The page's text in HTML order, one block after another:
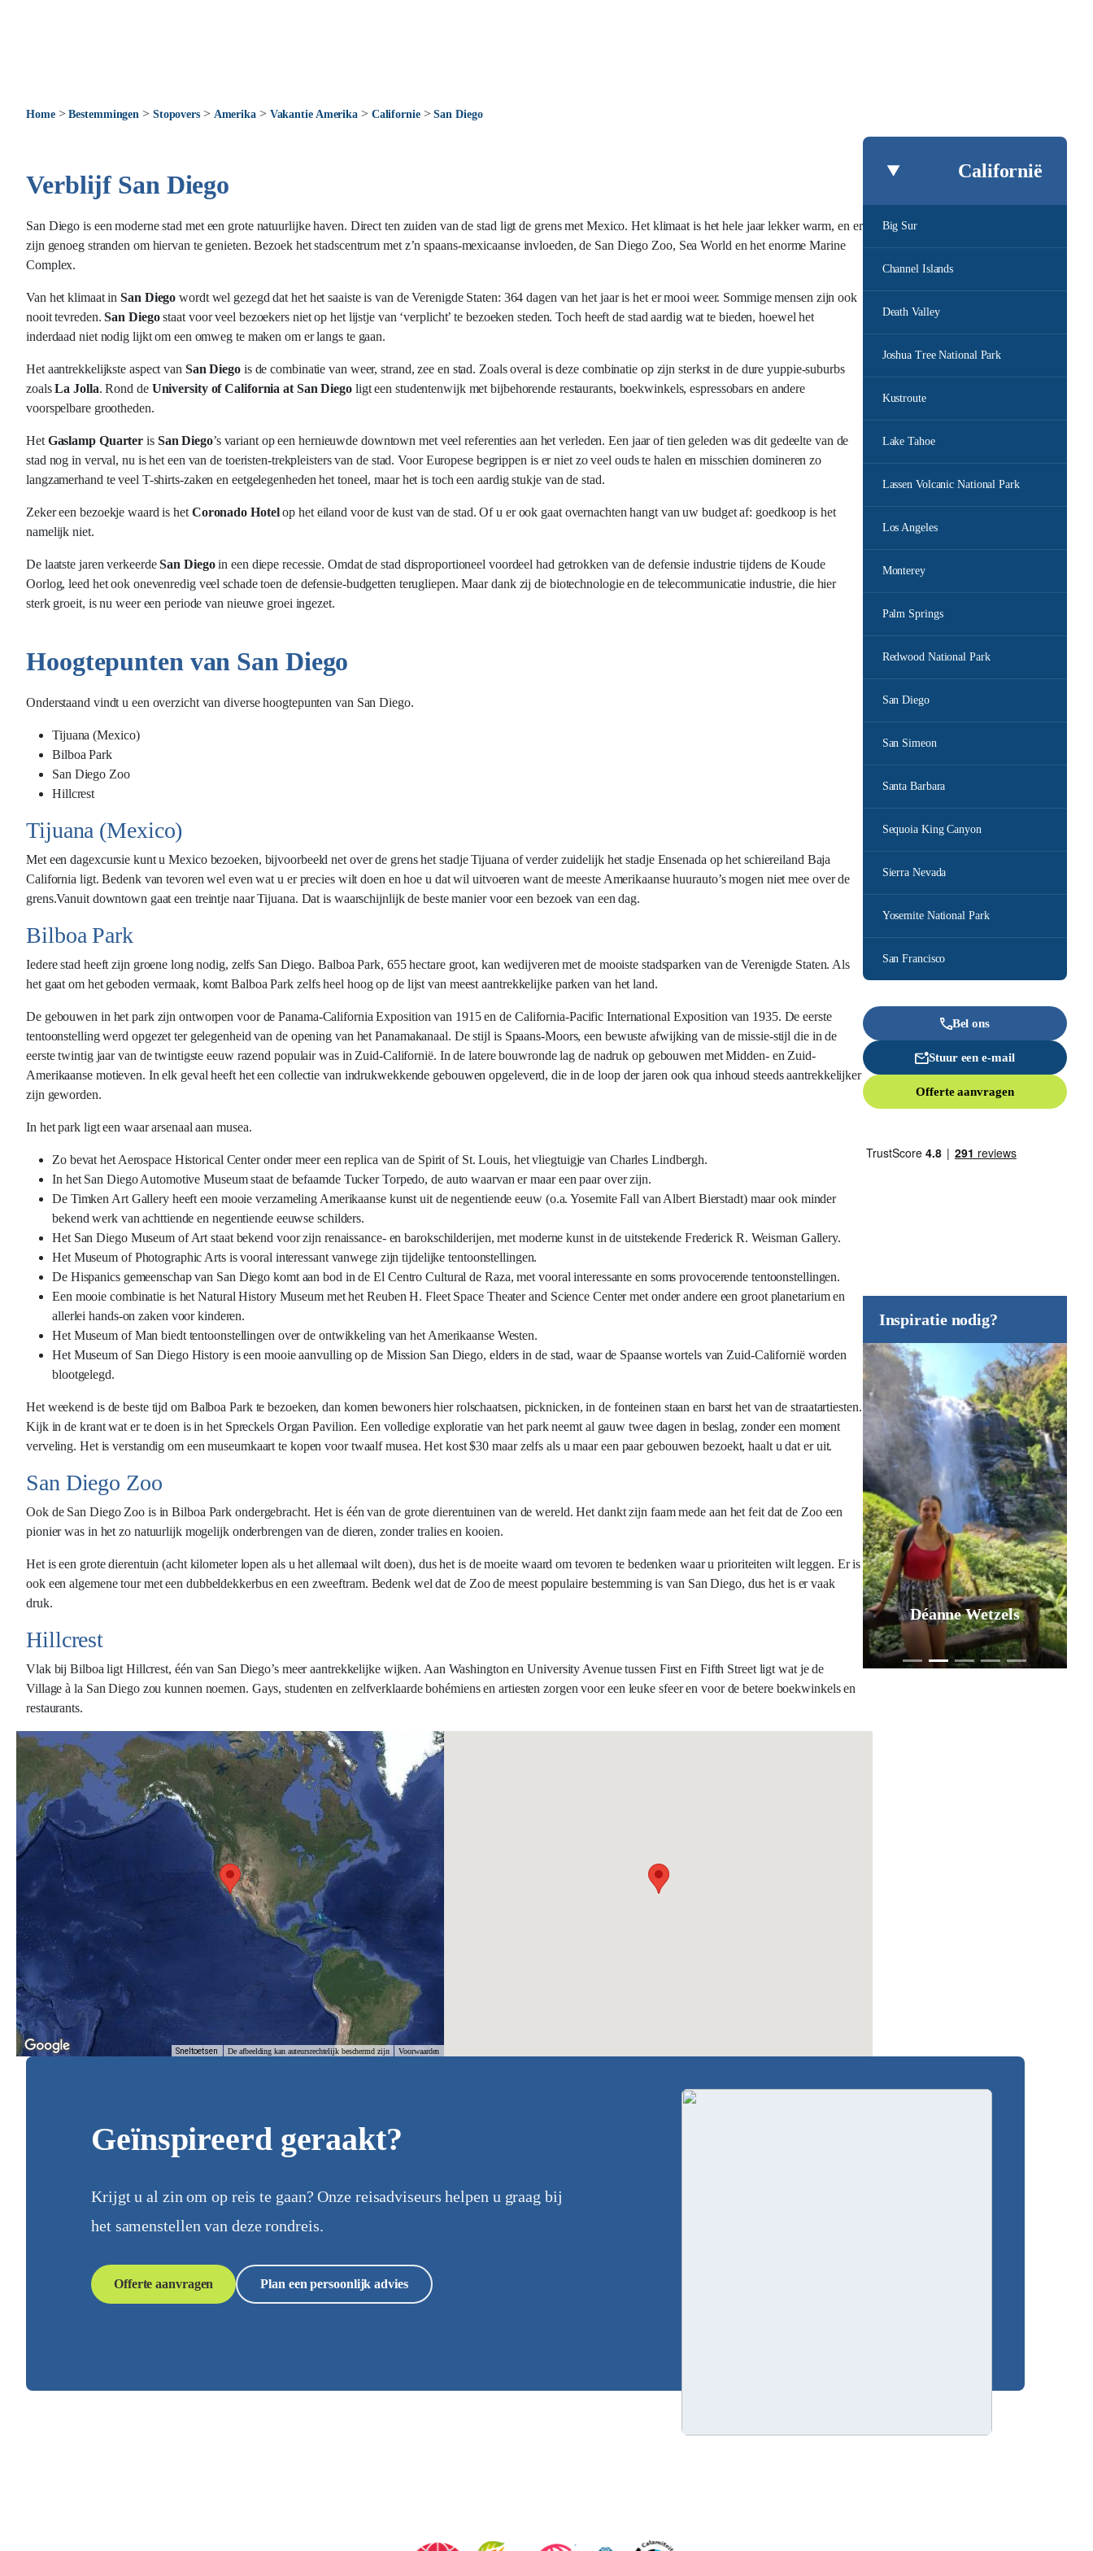
Home>Bestemmingen > Stopovers> Amerika> Vakantie Amerika > Californie>San Diego
Californië
Big Sur
Channel Islands
Death Valley
Joshua Tree National Park
Kustroute
Lake Tahoe
Lassen Volcanic National Park
Los Angeles
Monterey
Palm Springs
Redwood National Park
San Diego
San Simeon
Santa Barbara
Sequoia King Canyon
Sierra Nevada
Yosemite National Park
San Francisco
Bel ons
Stuur een e-mail
Offerte aanvragen
Inspiratie nodig?
Déanne Wetzels
Verblijf San Diego
San Diego is een moderne stad met een grote natuurlijke haven. Direct ten zuiden van de stad ligt de grens met Mexico. Het klimaat is het hele jaar lekker warm, en er
zijn genoeg stranden om hiervan te genieten. Bezoek het stadscentrum met z’n spaans-mexicaanse invloeden, de San Diego Zoo, Sea World en het enorme Marine
Complex.
Van het klimaat inSan Diego wordt wel gezegd dat het het saaiste is van de Verenigde Staten: 364 dagen van het jaar is het er mooi weer. Sommige mensen zijn ook
nooit tevreden.San Diegostaat voor veel bezoekers niet op het lijstje van ‘verplicht’ te bezoeken steden. Toch heeft de stad aardig wat te bieden, hoewel het
inderdaad niet nodig lijkt om een omweg te maken om er langs te gaan.
Het aantrekkelijkste aspect van San Diegois de combinatie van weer, strand, zee en stad. Zoals overal is deze combinatie op zijn sterkst in de dure yuppie-suburbs
zoalsLa Jolla. Rond de University of California at San Diegoligt een studentenwijk met bijbehorende restaurants, boekwinkels, espressobars en andere
voorspelbare grootheden.
Het Gaslamp Quarter is San Diego’s variant op een hernieuwde downtown met veel referenties aan het verleden. Een jaar of tien geleden was dit gedeelte van de
stad nog in verval, nu is het een van de toeristen-trekpleisters van de stad. Voor Europese begrippen is er niet zo veel ouds te halen en misschien domineren zo
langzamerhand te veel T-shirts-zaken en eetgelegenheden het toneel, maar het is toch een aardig stukje van de stad.
Zeker een bezoekje waard is het Coronado Hotelop het eiland voor de kust van de stad. Of u er ook gaat overnachten hangt van uw budget af: goedkoop is het
namelijk niet.
De laatste jaren verkeerdeSan Diegoin een diepe recessie. Omdat de stad disproportioneel voordeel had getrokken van de defensie industrie tijdens de Koude
Oorlog, leed het ook onevenredig veel schade toen de defensie-budgetten terugliepen. Maar dank zij de biotechnologie en de telecommunicatie industrie, die hier
sterk groeit, is nu weer een periode van nieuwe groei ingezet.
Hoogtepunten van San Diego
Onderstaand vindt u een overzicht van diverse hoogtepunten van San Diego.
Tijuana (Mexico)
Bilboa Park
San Diego Zoo
Hillcrest
Tijuana (Mexico)
Met een dagexcursie kunt u Mexico bezoeken, bijvoorbeeld net over de grens het stadje Tijuana of verder zuidelijk het stadje Ensenada op het schiereiland Baja
California ligt. Bedenk van tevoren wel even wat u er precies wilt doen en hoe u dat wil uitvoeren want de meeste Amerikaanse huurauto’s mogen niet mee over de
grens.Vanuit downtown gaat een treintje naar Tijuana. Dat is waarschijnlijk de beste manier voor een bezoek van een dag.
Bilboa Park
Iedere stad heeft zijn groene long nodig, zelfs San Diego. Balboa Park, 655 hectare groot, kan wedijveren met de mooiste stadsparken van de Verenigde Staten. Als
het gaat om het geboden vermaak, komt Balboa Park zelfs heel hoog op de lijst van meest aantrekkelijke parken van het land.
De gebouwen in het park zijn ontworpen voor de Panama-California Exposition van 1915 en de California-Pacific International Exposition van 1935. De eerste
tentoonstelling werd opgezet ter gelegenheid van de opening van het Panamakanaal. De stijl is Spaans-Moors, een bewuste afwijking van de missie-stijl die in de
eerste twintig jaar van de twintigste eeuw razend populair was in Zuid-Californië. In de latere bouwronde lag de nadruk op gebouwen met Midden- en Zuid-
Amerikaanse motieven. In elk geval heeft het een collectie van indrukwekkende gebouwen opgeleverd, die in de loop der jaren ook qua inhoud steeds aantrekkelijker
zijn geworden.
In het park ligt een waar arsenaal aan musea.
Zo bevat het Aerospace Historical Center onder meer een replica van de Spirit of St. Louis, het vliegtuigje van Charles Lindbergh.
In het San Diego Automotive Museum staat de befaamde Tucker Torpedo, de auto waarvan er maar een paar over zijn.
De Timken Art Gallery heeft een mooie verzameling Amerikaanse kunst uit de negentiende eeuw (o.a. Yosemite Fall van Albert Bierstadt) maar ook minder
bekend werk van achttiende en negentiende eeuwse schilders.
Het San Diego Museum of Art staat bekend voor zijn renaissance- en barokschilderijen, met moderne kunst in de uitstekende Frederick R. Weisman Gallery.
Het Museum of Photographic Arts is vooral interessant vanwege zijn tijdelijke tentoonstellingen.
De Hispanics gemeenschap van San Diego komt aan bod in de El Centro Cultural de Raza, met vooral interessante en soms provocerende tentoonstellingen.
Een mooie combinatie is het Natural History Museum met het Reuben H. Fleet Space Theater and Science Center met onder andere een groot planetarium en
allerlei hands-on zaken voor kinderen.
Het Museum of Man biedt tentoonstellingen over de ontwikkeling van het Amerikaanse Westen.
Het Museum of San Diego History is een mooie aanvulling op de Mission San Diego, elders in de stad, waar de Spaanse wortels van Zuid-Californië worden
blootgelegd.
Het weekend is de beste tijd om Balboa Park te bezoeken, dan komen bewoners hier rolschaatsen, picknicken, in de fonteinen staan en barst het van de straatartiesten.
Kijk in de krant wat er te doen is in het Spreckels Organ Pavilion. Een volledige exploratie van het park neemt al gauw twee dagen in beslag, zonder een moment
verveling. Het is verstandig om een museumkaart te kopen voor twaalf musea. Het kost $30 maar zelfs als u maar een paar gebouwen bezoekt, haalt u dat er uit.
San Diego Zoo
Ook de San Diego Zoo is in Bilboa Park ondergebracht. Het is één van de grote dierentuinen van de wereld. Het dankt zijn faam mede aan het feit dat de Zoo een
pionier was in het zo natuurlijk mogelijk onderbrengen van de dieren, zonder tralies en kooien.
Het is een grote dierentuin (acht kilometer lopen als u het allemaal wilt doen), dus het is de moeite waard om tevoren te bedenken waar u prioriteiten wilt leggen. Er is
ook een algemene tour met een dubbeldekkerbus en een zweeftram. Bedenk wel dat de Zoo de meest populaire bestemming is van San Diego, dus het is er vaak
druk.
Hillcrest
Vlak bij Bilboa ligt Hillcrest, één van San Diego’s meer aantrekkelijke wijken. Aan Washington en University Avenue tussen First en Fifth Street ligt wat je de
Village à la San Diego zou kunnen noemen. Gays, studenten en zelfverklaarde bohémiens en artiesten zorgen voor een leuke sfeer en voor de betere boekwinkels en
restaurants.
Sneltoetsen De afbeelding kan auteursrechtelijk beschermd zijn Voorwaarden
Geïnspireerd geraakt?
Krijgt u al zin om op reis te gaan? Onze reisadviseurs helpen u graag bij
het samenstellen van deze rondreis.
Offerte aanvragen Plan een persoonlijk advies